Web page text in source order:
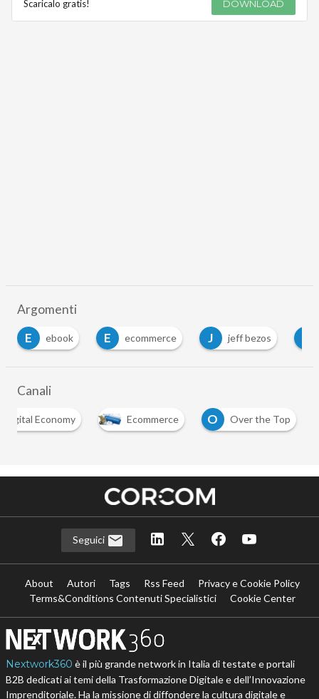
Scaricalo gratis! DOWNLOAD
Argomenti
E
ebook E ecommerce J jeff bezos
Canali
Digital Economy Ecommerce O Over the Top
Seguici
About Autori Tags Rss Feed
Privacy e Cookie Policy
Terms&Conditions Contenuti Specialistici
Cookie Center
Nextwork360 è il più grande network in Italia di testate e portali
B2B dedicati ai temi della Trasformazione Digitale e dell’Innovazione
Imprenditoriale. Ha la missione di diffondere la cultura digitale e